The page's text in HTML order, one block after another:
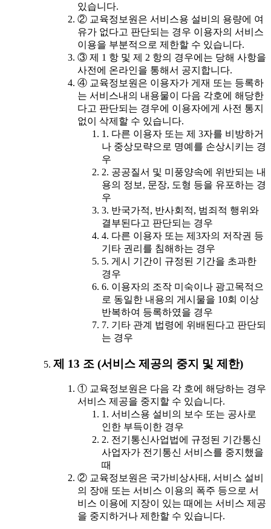
있습니다.
② 교육정보원은 서비스용 설비의 용량에 여
유가 없다고 판단되는 경우 이용자의 서비스
이용을 부분적으로 제한할 수 있습니다.
③ 제 1 항 및 제 2 항의 경우에는 당해 사항을
사전에 온라인을 통해서 공지합니다.
④ 교육정보원은 이용자가 게재 또는 등록하
는 서비스내의 내용물이 다음 각호에 해당한
다고 판단되는 경우에 이용자에게 사전 통지
없이 삭제할 수 있습니다.
1. 다른 이용자 또는 제 3자를 비방하거
나 중상모략으로 명예를 손상시키는 경
우
2. 공공질서 및 미풍양속에 위반되는 내
용의 정보, 문장, 도형 등을 유포하는 경
우
3. 반국가적, 반사회적, 범죄적 행위와
결부된다고 판단되는 경우
4. 다른 이용자 또는 제3자의 저작권 등
기타 권리를 침해하는 경우
5. 게시 기간이 규정된 기간을 초과한
경우
6. 이용자의 조작 미숙이나 광고목적으
로 동일한 내용의 게시물을 10회 이상
반복하여 등록하였을 경우
7. 기타 관계 법령에 위배된다고 판단되
는 경우
제 13 조 (서비스 제공의 중지 및 제한)
① 교육정보원은 다음 각 호에 해당하는 경우
서비스 제공을 중지할 수 있습니다.
1. 서비스용 설비의 보수 또는 공사로
인한 부득이한 경우
2. 전기통신사업법에 규정된 기간통신
사업자가 전기통신 서비스를 중지했을
때
② 교육정보원은 국가비상사태, 서비스 설비
의 장애 또는 서비스 이용의 폭주 등으로 서
비스 이용에 지장이 있는 때에는 서비스 제공
을 중지하거나 제한할 수 있습니다.